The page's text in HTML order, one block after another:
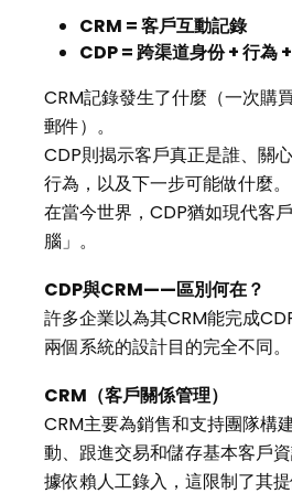
CRM =客戶互動記錄
CDP =跨渠道身份+行為+
CRM記錄發生了什麼（一次購
郵件）。
CDP則揭示客戶真正是誰、關
行為，以及下一步可能做什麼。
在當今世界，CDP猶如現代客
腦」。
CDP與CRM——區別何在？
許多企業以為其CRM能完成
兩個系統的設計目的完全不同。
CRM （客戶關係管理）
CRM主要為銷售和支持團隊構
動、跟進交易和儲存基本客戶
據依賴人工錄入，這限制了其提